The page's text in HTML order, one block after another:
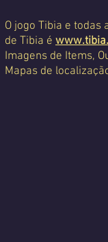
O jogo Tibia e todas
de Tibia é
Imagens de Items,
Mapas de